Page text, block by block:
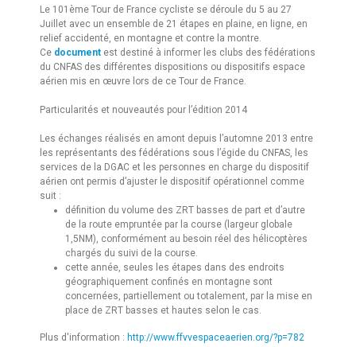
Le 101ème Tour de France cycliste se déroule du 5 au 27
Juillet avec un ensemble de 21 étapes en plaine, en ligne, en
relief accidenté, en montagne et contre la montre.
Ce document est destiné à informer les clubs des fédérations
du CNFAS des différentes dispositions ou dispositifs espace
aérien mis en œuvre lors de ce Tour de France.
Particularités et nouveautés pour l’édition 2014
Les échanges réalisés en amont depuis l’automne 2013 entre
les représentants des fédérations sous l’égide du CNFAS, les
services de la DGAC et les personnes en charge du dispositif
aérien ont permis d’ajuster le dispositif opérationnel comme
suit :
définition du volume des ZRT basses de part et d’autre
de la route empruntée par la course (largeur globale
1,5NM), conformément au besoin réel des hélicoptères
chargés du suivi de la course.
cette année, seules les étapes dans des endroits
géographiquement confinés en montagne sont
concernées, partiellement ou totalement, par la mise en
place de ZRT basses et hautes selon le cas.
Plus d'information : http://www.ffvvespaceaerien.org/?p=782